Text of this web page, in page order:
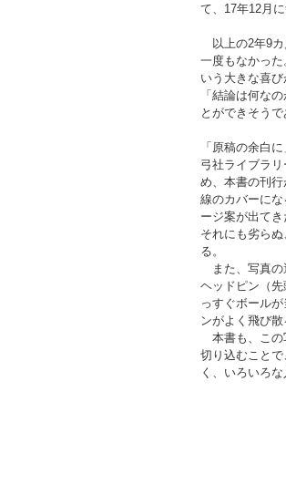
て、17年12月
以上の2年9カ
一度もなかっ
いう大きな喜
「結論は何な
とができそうで
「原稿の余白
弓社ライブラ
め、本書の刊
線のカバーに
ージ案が出て
それにも劣ら
る。
また、写真の
ヘッドピン（
っすぐボール
ンがよく飛び散
本書も、この
切り込むこと
く、いろいろ